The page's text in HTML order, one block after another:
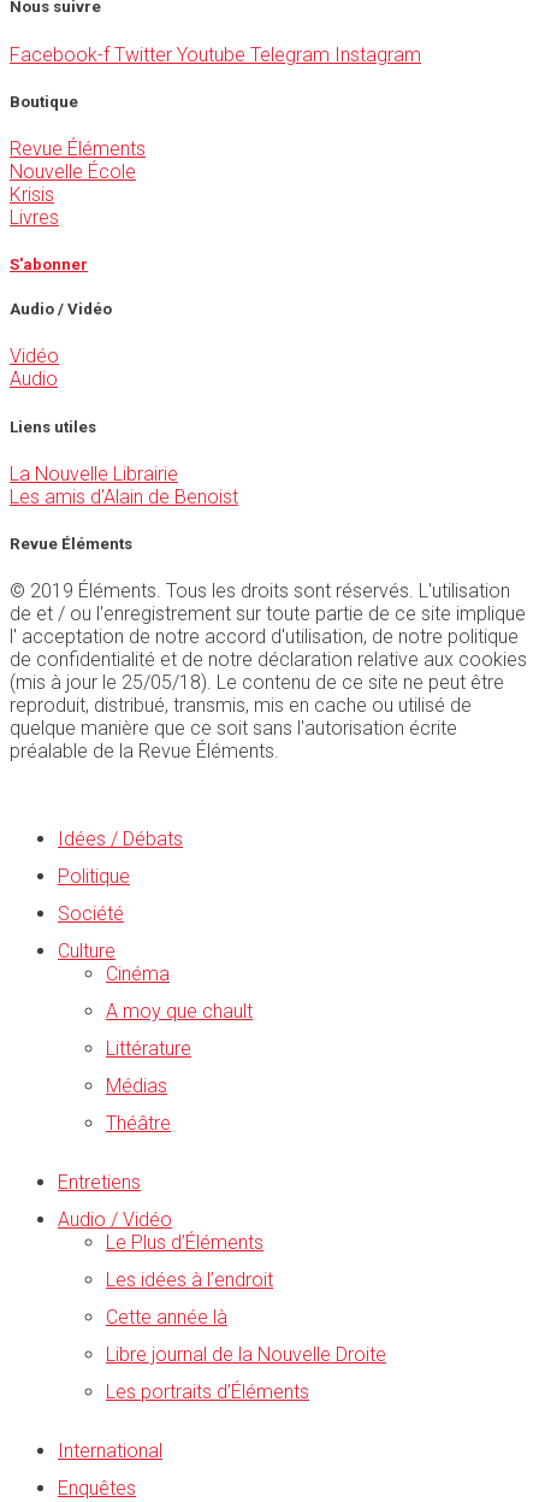
Nous suivre
Facebook-f Twitter Youtube Telegram Instagram
Boutique
Revue Éléments
Nouvelle École
Krisis
Livres
S'abonner
Audio / Vidéo
Vidéo
Audio
Liens utiles
La Nouvelle Librairie
Les amis d'Alain de Benoist
Revue Éléments
© 2019 Éléments. Tous les droits sont réservés. L'utilisation
de et / ou l'enregistrement sur toute partie de ce site implique
l' acceptation de notre accord d'utilisation, de notre politique
de confidentialité et de notre déclaration relative aux cookies
(mis à jour le 25/05/18). Le contenu de ce site ne peut être
reproduit, distribué, transmis, mis en cache ou utilisé de
quelque manière que ce soit sans l'autorisation écrite
préalable de la Revue Éléments.
Idées / Débats
Politique
Société
Culture
Cinéma
A moy que chault
Littérature
Médias
Théâtre
Entretiens
Audio / Vidéo
Le Plus d’Éléments
Les idées à l’endroit
Cette année là
Libre journal de la Nouvelle Droite
Les portraits d’Éléments
International
Enquêtes